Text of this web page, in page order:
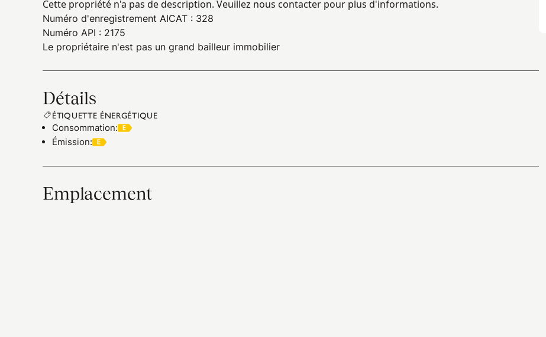
Cette propriété n'a pas de description. Veuillez nous contacter pour plus d'informations.
Numéro d'enregistrement AICAT : 328
Numéro API : 2175
Le propriétaire n'est pas un grand bailleur immobilier
Détails
ÉTIQUETTE ÉNERGÉTIQUE
Consommation:
Émission:
Emplacement